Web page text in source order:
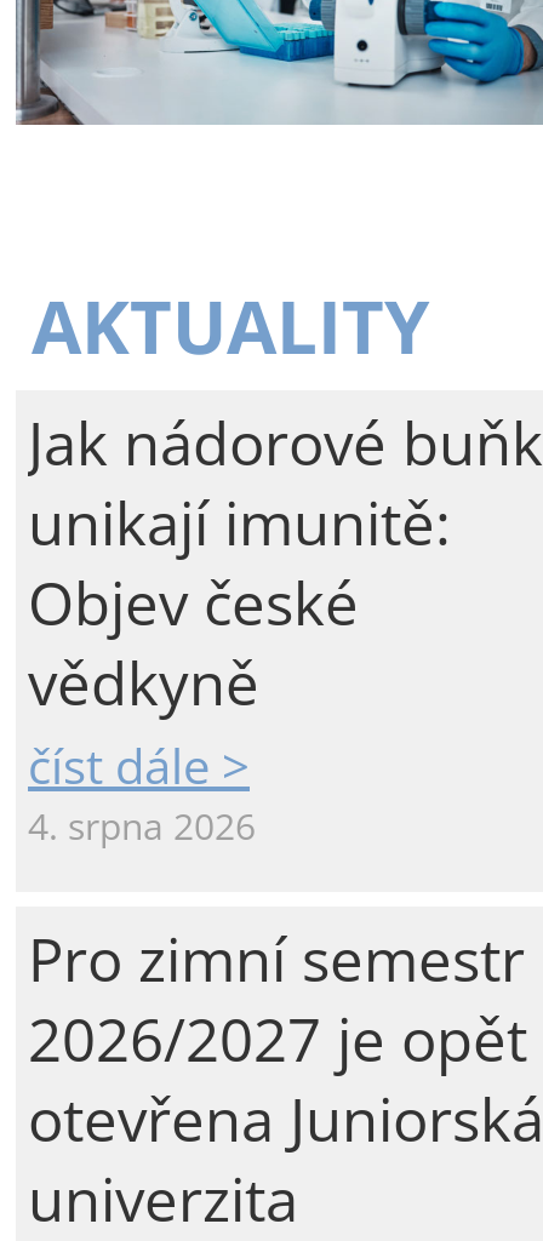
AKTUALITY
Jak nádorové
unikají imunitě:
Objev české
vědkyně
číst dále >
4. srpna 2026
Pro zimní semestr
2026/2027 je opět
otevřena Juniorská
univerzita